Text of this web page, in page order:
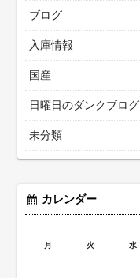
ブログ
入庫情報
国産
日曜日のダンクブログ
未分類
カレンダー
月 火 水